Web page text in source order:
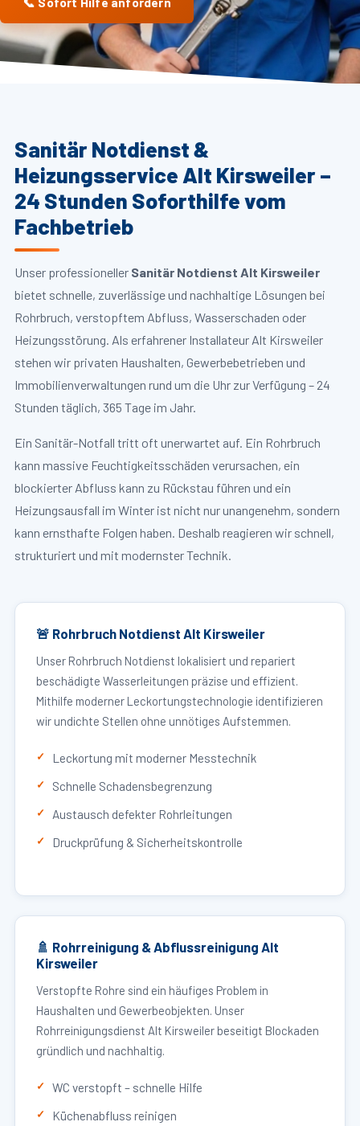
Sanitär Notdienst &
Heizungsservice Alt Kirsweiler –
24 Stunden Soforthilfe vom
Fachbetrieb
Unser professioneller Sanitär Notdienst Alt Kirsweiler
bietet schnelle, zuverlässige und nachhaltige Lösungen bei
Rohrbruch, verstopftem Abfluss, Wasserschaden oder
Heizungsstörung. Als erfahrener Installateur Alt Kirsweiler
stehen wir privaten Haushalten, Gewerbebetrieben und
Immobilienverwaltungen rund um die Uhr zur Verfügung – 24
Stunden täglich, 365 Tage im Jahr.
Ein Sanitär-Notfall tritt oft unerwartet auf. Ein Rohrbruch
kann massive Feuchtigkeitsschäden verursachen, ein
blockierter Abfluss kann zu Rückstau führen und ein
Heizungsausfall im Winter ist nicht nur unangenehm, sondern
kann ernsthafte Folgen haben. Deshalb reagieren wir schnell,
strukturiert und mit modernster Technik.
🚨 Rohrbruch Notdienst Alt Kirsweiler
Unser Rohrbruch Notdienst lokalisiert und repariert
beschädigte Wasserleitungen präzise und effizient.
Mithilfe moderner Leckortungstechnologie identifizieren
wir undichte Stellen ohne unnötiges Aufstemmen.
Leckortung mit moderner Messtechnik
Schnelle Schadensbegrenzung
Austausch defekter Rohrleitungen
Druckprüfung & Sicherheitskontrolle
🚿 Rohrreinigung & Abflussreinigung Alt
Kirsweiler
Verstopfte Rohre sind ein häufiges Problem in
Haushalten und Gewerbeobjekten. Unser
Rohrreinigungsdienst Alt Kirsweiler beseitigt Blockaden
gründlich und nachhaltig.
WC verstopft – schnelle Hilfe
Küchenabfluss reinigen